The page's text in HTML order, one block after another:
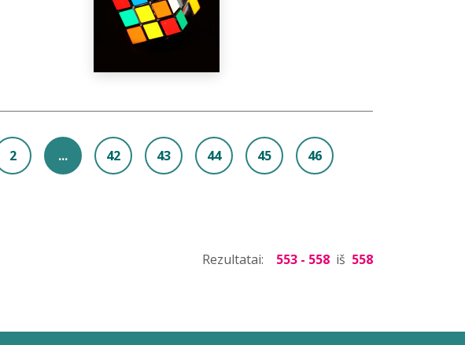
2 ... 42 43 44 45 46
Rezultatai: 553 - 558 iš 558